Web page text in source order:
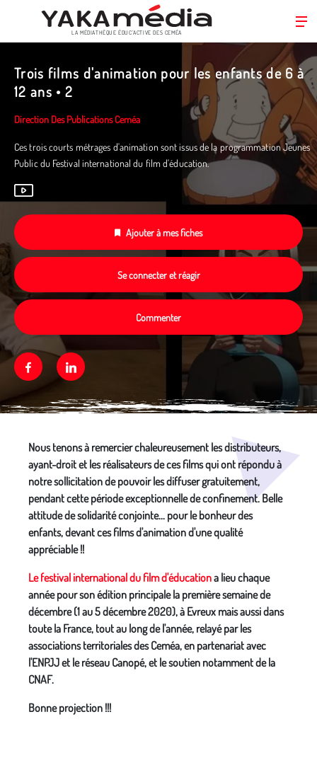
contenu
LA MÉDIATHÈQUE ÉDUC’ACTIVE DES CEMÉA
Trois films d'animation pour les enfants de 6 à
12 ans • 2
Direction Des Publications Ceméa
Ces trois courts métrages d'animation sont issus de la programmation Jeunes
Public du Festival international du film d'éducation.
Ajouter à mes fiches
Se connecter et réagir
Commenter
FacebookLinkedin
Nous tenons à remercier chaleureusement les distributeurs,
ayant-droit et les réalisateurs de ces films qui ont répondu à
notre sollicitation de pouvoir les diffuser gratuitement,
pendant cette période exceptionnelle de confinement. Belle
attitude de solidarité conjointe... pour le bonheur des
enfants, devant ces films d'animation d'une qualité
appréciable !!
Le festival international du film d'éducationa lieu chaque
année pour son édition principale la première semaine de
décembre (1 au 5 décembre 2020), à Evreux mais aussi dans
toute la France, tout au long de l'année, relayé par les
associations territoriales des Ceméa, en partenariat avec
l'ENPJJ et le réseau Canopé, et le soutien notamment de la
CNAF.
Bonne projection !!!